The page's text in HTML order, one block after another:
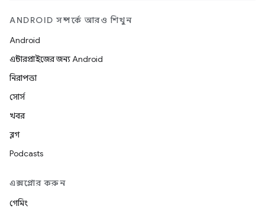
ANDROID সম্পর্কে আরও শিখুন
Android
এন্টারপ্রাইজের জন্য Android
নিরাপত্তা
সোর্স
খবর
ব্লগ
Podcasts
এক্সপ্লোর করুন
গেমিং